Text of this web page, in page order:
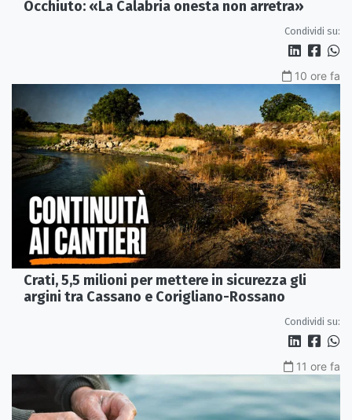
Occhiuto: «La Calabria onesta non arretra»
Condividi su:
10 ore fa
Crati, 5,5 milioni per mettere in sicurezza gli
argini tra Cassano e Corigliano-Rossano
Condividi su:
11 ore fa